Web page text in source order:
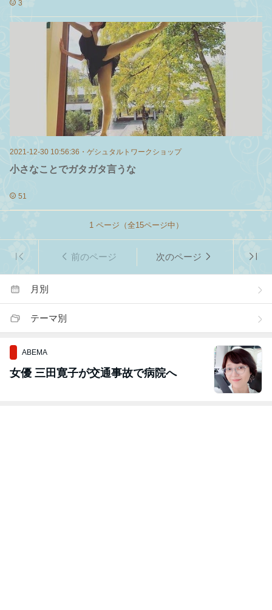
3
2021-12-30 10:56:36 ・ ゲシュタルトワークショップ
小さなことでガタガタ言うな
51
1ページ（全15ページ中）
前のページ 次のページ
月別
テーマ別
ABEMA
女優 三田寛子が交通事故で病院へ